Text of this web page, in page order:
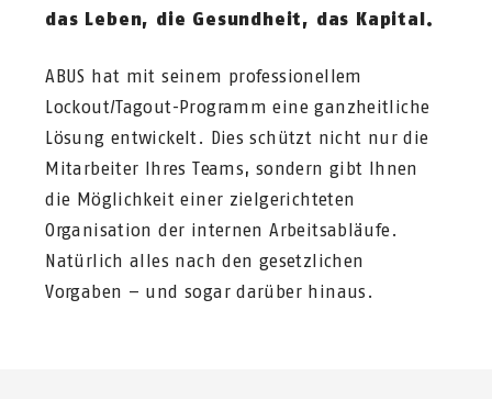
das Leben, die Gesundheit, das Kapital.
ABUS hat mit seinem professionellem
Lockout/Tagout-Programm eine ganzheitliche
Lösung entwickelt. Dies schützt nicht nur die
Mitarbeiter Ihres Teams, sondern gibt Ihnen
die Möglichkeit einer zielgerichteten
Organisation der internen Arbeitsabläufe.
Natürlich alles nach den gesetzlichen
Vorgaben – und sogar darüber hinaus.